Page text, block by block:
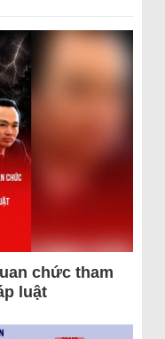
chức tham
luật